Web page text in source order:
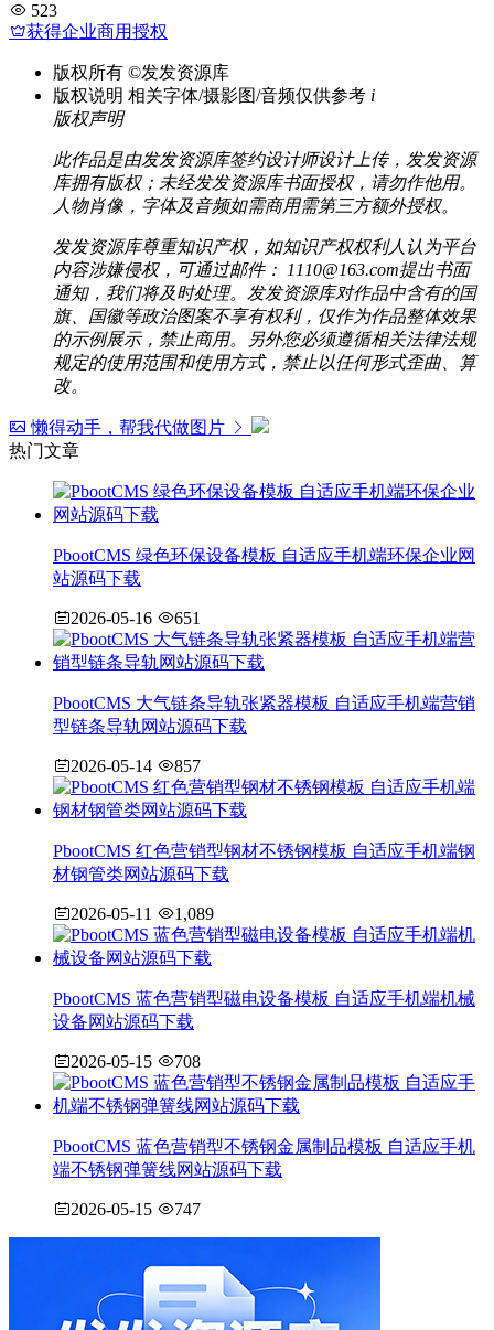
523
获得企业商用授权
版权所有 ©发发资源库
版权说明 相关字体/摄影图/音频仅供参考 i
版权声明
此作品是由发发资源库签约设计师设计上传，发发资源
库拥有版权；未经发发资源库书面授权，请勿作他用。
人物肖像，字体及音频如需商用需第三方额外授权。
发发资源库尊重知识产权，如知识产权权利人认为平台
内容涉嫌侵权，可通过邮件： 1110@163.com提出书面
通知，我们将及时处理。发发资源库对作品中含有的国
旗、国徽等政治图案不享有权利，仅作为作品整体效果
的示例展示，禁止商用。另外您必须遵循相关法律法规
规定的使用范围和使用方式，禁止以任何形式歪曲、算
改。
懒得动手，帮我代做图片
热门文章
PbootCMS 绿色环保设备模板 自适应手机端环保企业网
站源码下载
2026-05-16 651
PbootCMS 大气链条导轨张紧器模板 自适应手机端营销
型链条导轨网站源码下载
2026-05-14 857
PbootCMS 红色营销型钢材不锈钢模板 自适应手机端钢
材钢管类网站源码下载
2026-05-11 1,089
PbootCMS 蓝色营销型磁电设备模板 自适应手机端机械
设备网站源码下载
2026-05-15 708
PbootCMS 蓝色营销型不锈钢金属制品模板 自适应手机
端不锈钢弹簧线网站源码下载
2026-05-15 747